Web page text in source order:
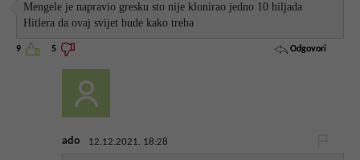
Mengele je napravio gresku sto nije klonirao jedno 10 hiljada
Hitlera da ovaj svijet bude kako treba
9 5 Odgovori
ado 12.12.2021. 18:28